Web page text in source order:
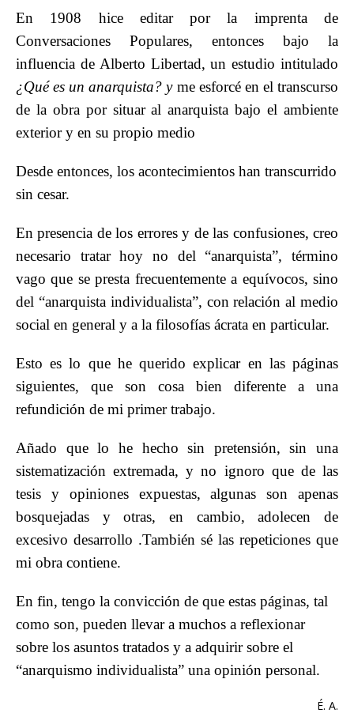
En 1908 hice editar por la imprenta de
Conversaciones Populares, entonces bajo la
influencia de Alberto Libertad, un estudio intitulado
¿Qué es un anarquista? y me esforcé en el transcurso
de la obra por situar al anarquista bajo el ambiente
exterior y en su propio medio
Desde entonces, los acontecimientos han transcurrido
sin cesar.
En presencia de los errores y de las confusiones, creo
necesario tratar hoy no del “anarquista”, término
vago que se presta frecuentemente a equívocos, sino
del “anarquista individualista”, con relación al medio
social en general y a la filosofías ácrata en particular.
Esto es lo que he querido explicar en las páginas
siguientes, que son cosa bien diferente a una
refundición de mi primer trabajo.
Añado que lo he hecho sin pretensión, sin una
sistematización extremada, y no ignoro que de las
tesis y opiniones expuestas, algunas son apenas
bosquejadas y otras, en cambio, adolecen de
excesivo desarrollo .También sé las repeticiones que
mi obra contiene.
En fin, tengo la convicción de que estas páginas, tal
como son, pueden llevar a muchos a reflexionar
sobre los asuntos tratados y a adquirir sobre el
“anarquismo individualista” una opinión personal.
É. A.